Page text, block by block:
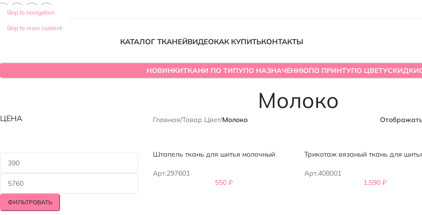
Skip to navigation
Skip to main content
КАТАЛОГ ТКАНЕЙВИДЕОКАК КУПИТЬКОНТАКТЫ
НОВИНКИТКАНИ ПО ТИПУПО НАЗНАЧЕНИЮПО ПРИНТУПО ЦВЕТУСКИДКИ
Молоко
ЦЕНА
ФИЛЬТРОВАТЬ
Главная/Товар Цвет/Молоко
Штапель ткань для шитья молочный
Арт.297601
550 ₽
Трикотаж вязаный ткань для
Арт.408001
1,590 ₽